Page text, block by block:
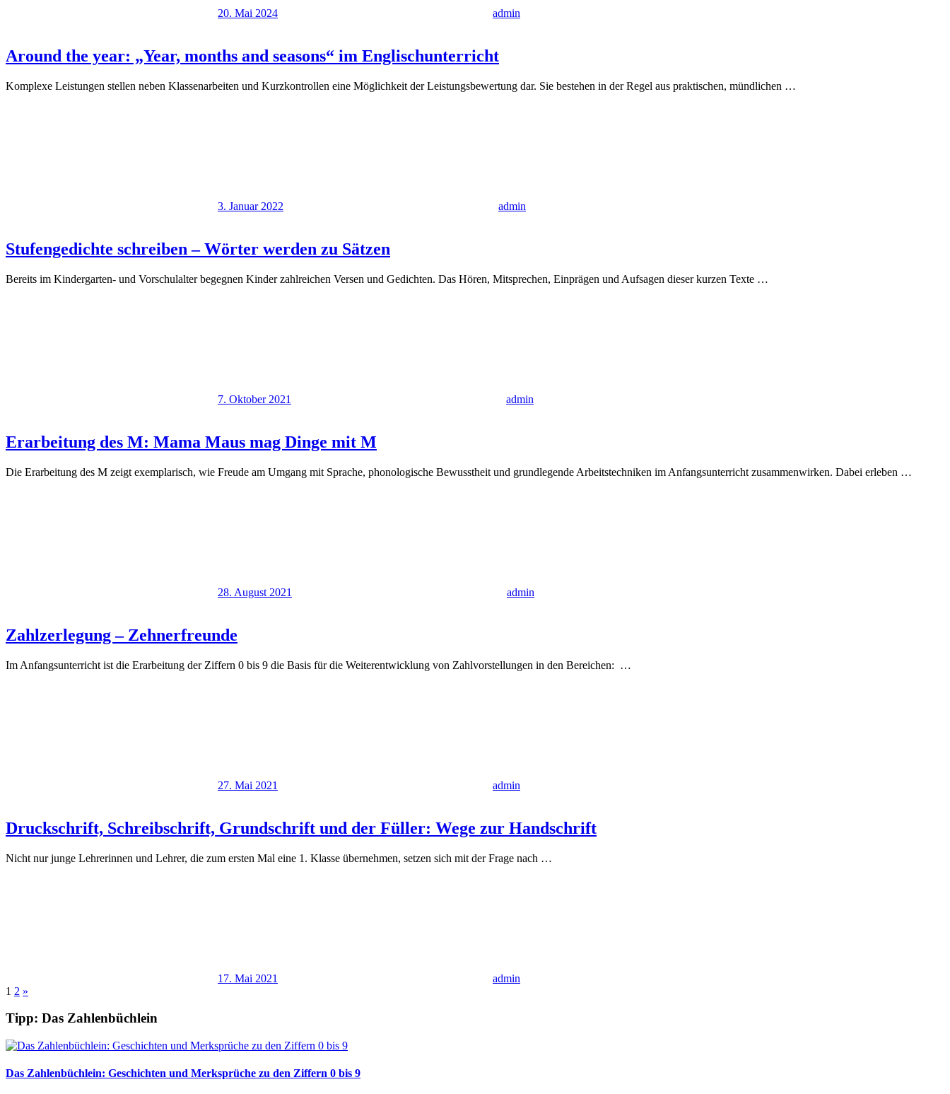
20. Mai 2024 admin
Around the year: „Year, months and seasons“ im Englischunterricht
Komplexe Leistungen stellen neben Klassenarbeiten und Kurzkontrollen eine Möglichkeit der Leistungsbewertung dar. Sie bestehen in der Regel aus praktischen, mündlichen …
3. Januar 2022 admin
Stufengedichte schreiben – Wörter werden zu Sätzen
Bereits im Kindergarten- und Vorschulalter begegnen Kinder zahlreichen Versen und Gedichten. Das Hören, Mitsprechen, Einprägen und Aufsagen dieser kurzen Texte …
7. Oktober 2021 admin
Erarbeitung des M: Mama Maus mag Dinge mit M
Die Erarbeitung des M zeigt exemplarisch, wie Freude am Umgang mit Sprache, phonologische Bewusstheit und grundlegende Arbeitstechniken im Anfangsunterricht zusammenwirken. Dabei erleben …
28. August 2021 admin
Zahlzerlegung – Zehnerfreunde
Im Anfangsunterricht ist die Erarbeitung der Ziffern 0 bis 9 die Basis für die Weiterentwicklung von Zahlvorstellungen in den Bereichen: …
27. Mai 2021 admin
Druckschrift, Schreibschrift, Grundschrift und der Füller: Wege zur Handschrift
Nicht nur junge Lehrerinnen und Lehrer, die zum ersten Mal eine 1. Klasse übernehmen, setzen sich mit der Frage nach …
17. Mai 2021 admin
Seitennummerierung
der
Beiträge
1 2 Nächste
»
Tipp: Das Zahlenbüchlein
Das Zahlenbüchlein: Geschichten und Merksprüche zu den Ziffern 0 bis 9